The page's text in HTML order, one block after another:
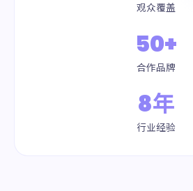
观众覆盖
50+
合作品牌
8年
行业经验